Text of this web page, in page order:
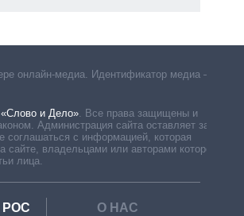
онлайн-медиа. Идентификатор медиа –
«Слово и Дело». Все права защищены и
Администрация сайта оставляет за
соглашаться с информацией, которая
сайте, владельцами или авторами которой
лица.
РОС
О НАС